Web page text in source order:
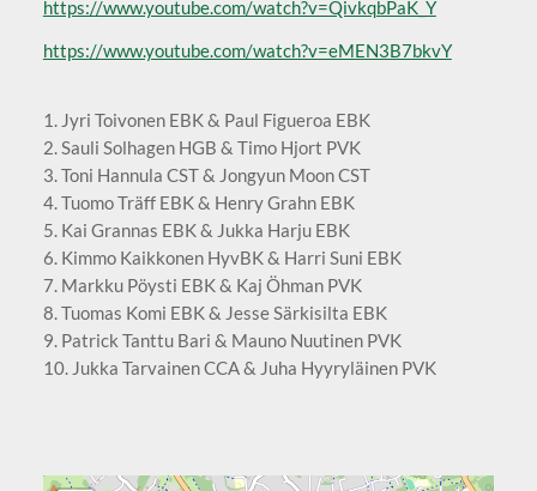
https://www.youtube.com/watch?v=QivkqbPaK_Y
https://www.youtube.com/watch?v=eMEN3B7bkvY
1. Jyri Toivonen EBK & Paul Figueroa EBK
2. Sauli Solhagen HGB & Timo Hjort PVK
3. Toni Hannula CST & Jongyun Moon CST
4. Tuomo Träff EBK & Henry Grahn EBK
5. Kai Grannas EBK & Jukka Harju EBK
6. Kimmo Kaikkonen HyvBK & Harri Suni EBK
7. Markku Pöysti EBK & Kaj Öhman PVK
8. Tuomas Komi EBK & Jesse Särkisilta EBK
9. Patrick Tanttu Bari & Mauno Nuutinen PVK
10. Jukka Tarvainen CCA & Juha Hyyryläinen PVK